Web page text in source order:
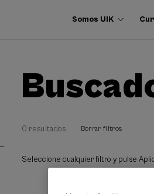
Somos UIK
0 resultados Borrar filtros
Seleccione cualquier filtro y pulse